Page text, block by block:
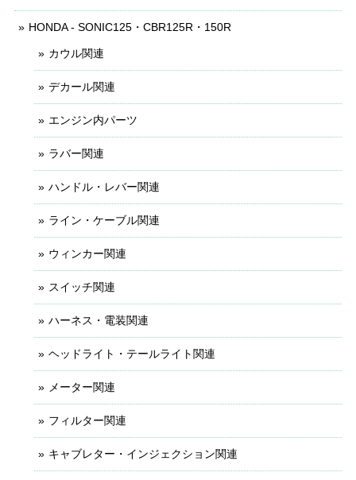
HONDA - SONIC125・CBR125R・150R
カウル関連
デカール関連
エンジン内パーツ
ラバー関連
ハンドル・レバー関連
ライン・ケーブル関連
ウィンカー関連
スイッチ関連
ハーネス・電装関連
ヘッドライト・テールライト関連
メーター関連
フィルター関連
キャブレター・インジェクション関連